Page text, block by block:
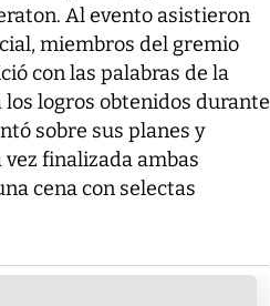
Al evento asistieron
miembros del gremio
con las palabras de la
logros obtenidos durante
sobre sus planes y
finalizada ambas
cena con selectas